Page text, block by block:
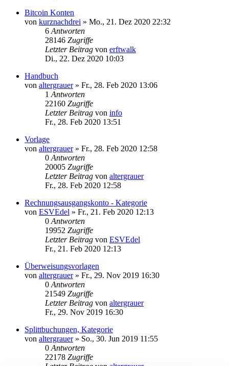
Bitcoin Konten
von kurznachdrei » Mo., 21. Dez 2020 22:32
6 Antworten
28146 Zugriffe
Letzter Beitrag von erftwalk
Di., 22. Dez 2020 10:03
Handbuch
von altergrauer» Fr., 28. Feb 2020 13:06
1 Antworten
22160 Zugriffe
Letzter Beitrag von info
Fr., 28. Feb 2020 13:51
Vorlage
von altergrauer» Fr., 28. Feb 2020 12:58
0 Antworten
20005 Zugriffe
Letzter Beitrag von altergrauer
Fr., 28. Feb 2020 12:58
Rechnungsausgangskonto - Kategorie
von ESVEdel » Fr., 21. Feb 2020 12:13
0 Antworten
19952 Zugriffe
Letzter Beitrag von ESVEdel
Fr., 21. Feb 2020 12:13
Überweisungsvorlagen
von altergrauer» Fr., 29. Nov 2019 16:30
0 Antworten
21549 Zugriffe
Letzter Beitrag von altergrauer
Fr., 29. Nov 2019 16:30
Splittbuchungen, Kategorie
von altergrauer» So., 30. Jun 2019 11:55
0 Antworten
22178 Zugriffe